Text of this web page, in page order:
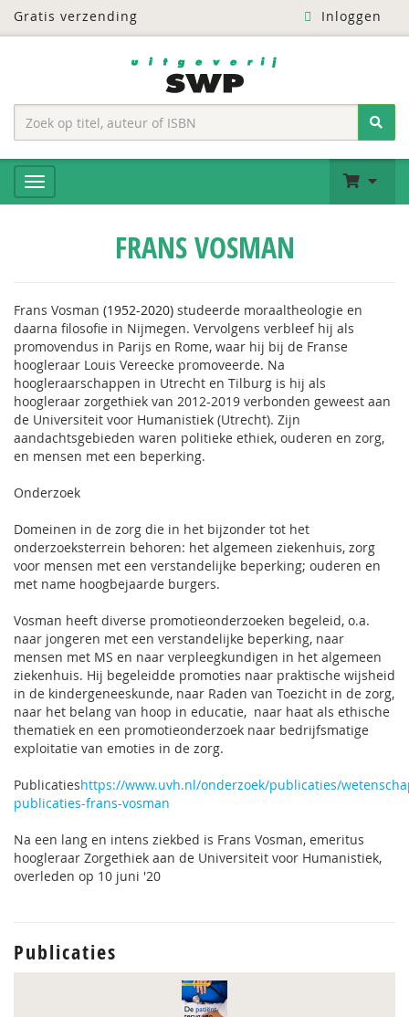
Gratis verzending Inloggen
FRANS VOSMAN
Frans Vosman (1952-2020) studeerde moraaltheologie en
daarna filosofie in Nijmegen. Vervolgens verbleef hij als
promovendus in Parijs en Rome, waar hij bij de Franse
hoogleraar Louis Vereecke promoveerde. Na
hoogleraarschappen in Utrecht en Tilburg is hij als
hoogleraar zorgethiek van 2012-2019 verbonden geweest aan
de Universiteit voor Humanistiek (Utrecht). Zijn
aandachtsgebieden waren politieke ethiek, ouderen en zorg,
en mensen met een beperking.
Onderzoek
Domeinen in de zorg die in het bijzonder tot het
onderzoeksterrein behoren: het algemeen ziekenhuis, zorg
voor mensen met een verstandelijke beperking; ouderen en
met name hoogbejaarde burgers.
Vosman heeft diverse promotieonderzoeken begeleid, o.a.
naar jongeren met een verstandelijke beperking, naar
mensen met MS en naar verpleegkundigen in het algemeen
ziekenhuis. Hij begeleidde promoties naar praktische wijsheid
in de kindergeneeskunde, naar Raden van Toezicht in de zorg,
naar het belang van hoop in educatie, naar haat als ethische
thematiek en een promotieonderzoek naar bedrijfsmatige
exploitatie van emoties in de zorg.
Publicatieshttps://www.uvh.nl/onderzoek/publicaties/
publicaties-frans-vosman
Na een lang en intens ziekbed is Frans Vosman, emeritus
hoogleraar Zorgethiek aan de Universiteit voor Humanistiek,
overleden op 10 juni '20
Publicaties